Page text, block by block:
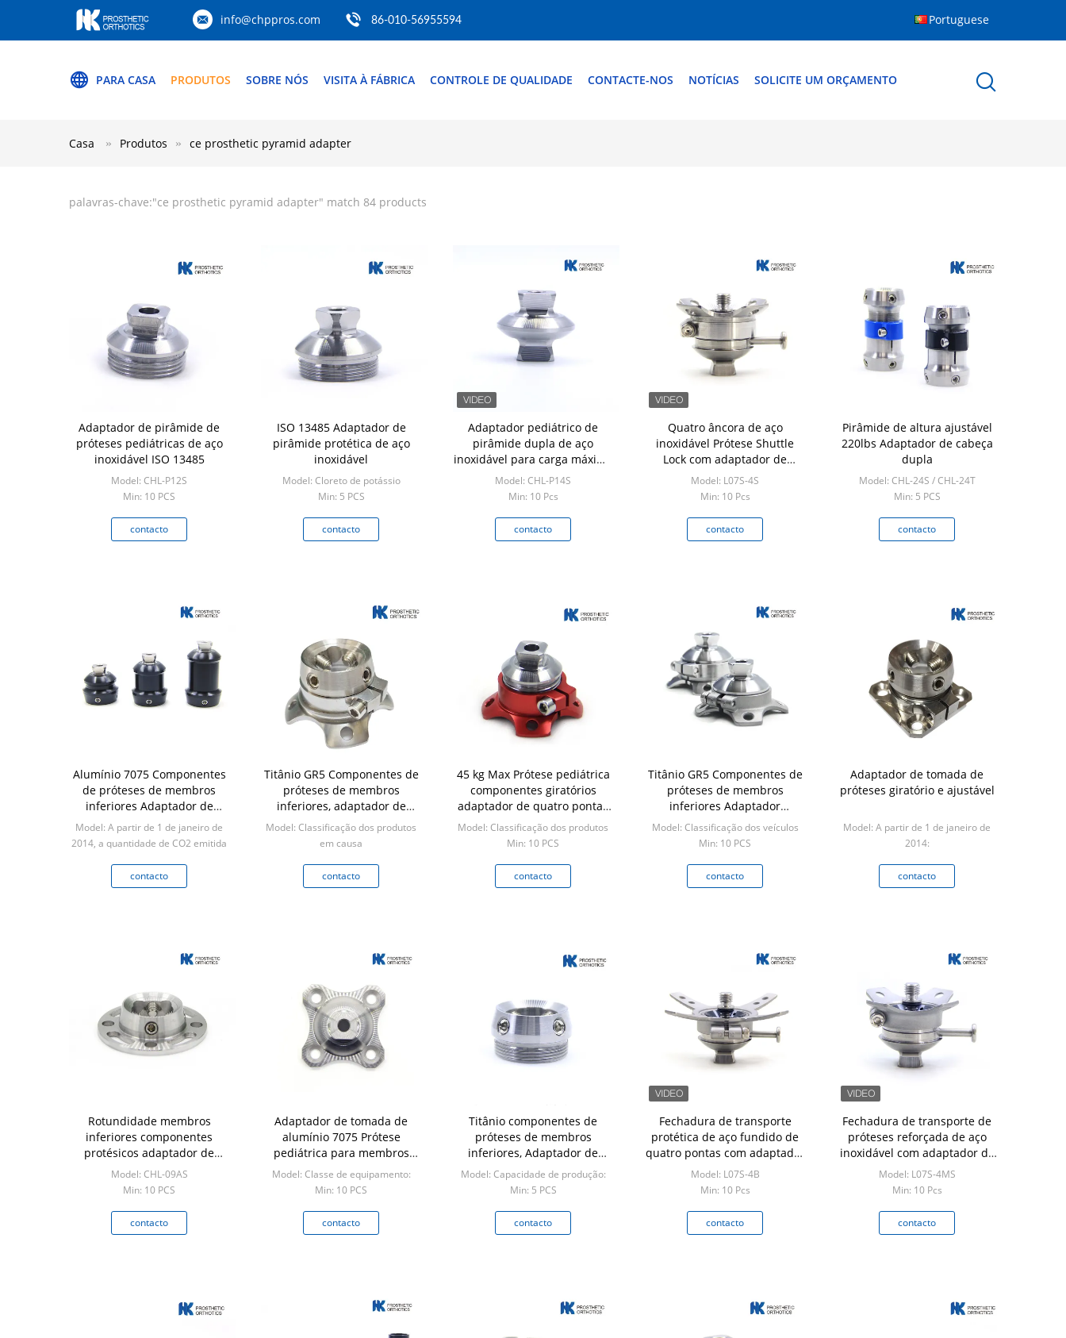
info@chppros.com 86-010-56955594 Portuguese
PARA CASA PRODUTOS SOBRE NÓS VISITA À FÁBRICA CONTROLE DE QUALIDADE CONTACTE-NOS NOTÍCIAS SOLICITE UM ORÇAMENTO
Casa Produtos ce prosthetic pyramid adapter
palavras-chave:"ce prosthetic pyramid adapter" match 84 products
Adaptador de pirâmide de
próteses pediátricas de aço
inoxidável ISO 13485
Model: CHL-P12S
Min: 10 PCS
contacto
ISO 13485 Adaptador de
pirâmide protética de aço
inoxidável
Model: Cloreto de potássio
Min: 5 PCS
contacto
Adaptador pediátrico de
pirâmide dupla de aço
inoxidável para carga máxima
45 kg 99 lbs
Model: CHL-P14S
Min: 10 Pcs
contacto
Quatro âncora de aço
inoxidável Prótese Shuttle
Lock com adaptador de
pirâmide para uso abaixo do
joelho
Model: L07S-4S
Min: 10 Pcs
contacto
Pirâmide de altura ajustável
220lbs Adaptador de cabeça
dupla
Model: CHL-24S / CHL-24T
Min: 5 PCS
contacto
Alumínio 7075 Componentes
de próteses de membros
inferiores Adaptador de
cabeça dupla Piramidal
Model: A partir de 1 de janeiro de
2014, a quantidade de CO2 emitida
Min: 10 PCS
contacto
Titânio GR5 Componentes de
próteses de membros
inferiores, adaptador de
receptor de pirâmide rotável
de próteses
Model: Classificação dos produtos
em causa
contacto
45 kg Max Prótese pediátrica
componentes giratórios
adaptador de quatro pontas
piramidal
Model: Classificação dos produtos
Min: 10 PCS
contacto
Titânio GR5 Componentes de
próteses de membros
inferiores Adaptador
piramidal giratório
Model: Classificação dos veículos
Min: 10 PCS
contacto
Adaptador de tomada de
próteses giratório e ajustável
Model: A partir de 1 de janeiro de
2014:
contacto
Rotundidade membros
inferiores componentes
protésicos adaptador de
tomada de próteses aço
inoxidável 17 - 4
Model: CHL-09AS
Min: 10 PCS
contacto
Adaptador de tomada de
alumínio 7075 Prótese
pediátrica para membros
inferiores
Model: Classe de equipamento:
Min: 10 PCS
contacto
Titânio componentes de
próteses de membros
inferiores, Adaptador de
tomada de próteses de rosca
Model: Capacidade de produção:
Min: 5 PCS
contacto
Fechadura de transporte
protética de aço fundido de
quatro pontas com adaptador
de pirâmide e alfinete curto
Model: L07S-4B
Min: 10 Pcs
contacto
Fechadura de transporte de
próteses reforçada de aço
inoxidável com adaptador de
pirâmide para uso abaixo do
joelho
Model: L07S-4MS
Min: 10 Pcs
contacto